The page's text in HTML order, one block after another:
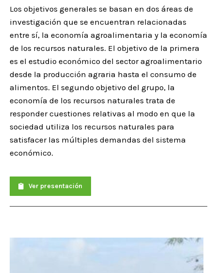
Los objetivos generales se basan en dos áreas de
investigación que se encuentran relacionadas
entre sí, la economía agroalimentaria y la economía
de los recursos naturales. El objetivo de la primera
es el estudio económico del sector agroalimentario
desde la producción agraria hasta el consumo de
alimentos. El segundo objetivo del grupo, la
economía de los recursos naturales trata de
responder cuestiones relativas al modo en que la
sociedad utiliza los recursos naturales para
satisfacer las múltiples demandas del sistema
económico.
Ver presentación